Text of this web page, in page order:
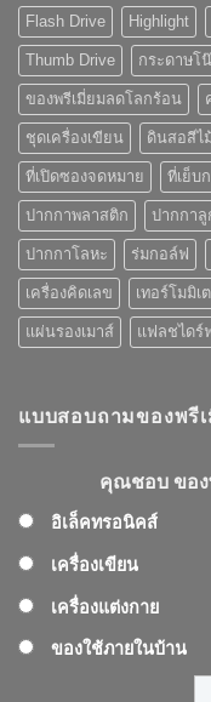
ดี
แค่
ไหน
ไหน
เหมาะ
กับ
เมี่
ยม
ที่
คุณ
เลือก
Flash Drive Highlight
Thumb Drive กระดาษโ
ของพรีเมี่ยมลดโลกร้อน
ชุดเครื่องเขียน ดินสอสีไม้
ที่เปิดซองจดหมาย ที่เย็บ
ปากกาพลาสติก ปากกา
ปากกาโลหะ ร่มกอล์ฟ
เครื่องคิดเลข เทอร์โมมิเ
แผ่นรองเมาส์ แฟลชไดร์ฟ
แบบสอบถามของพรี
คุณชอบ ของ
อิเล็คทรอนิคส์
เครื่องเขียน
เครื่องแต่งกาย
ของใช้ภายในบ้าน